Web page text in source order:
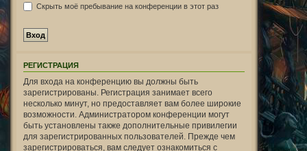
Скрыть моё пребывание на конференции в этот раз
РЕГИСТРАЦИЯ
Для входа на конференцию вы должны быть
зарегистрированы. Регистрация занимает всего
несколько минут, но предоставляет вам более широкие
возможности. Администратором конференции могут
быть установлены также дополнительные привилегии
для зарегистрированных пользователей. Прежде чем
зарегистрироваться, вам следует ознакомиться с